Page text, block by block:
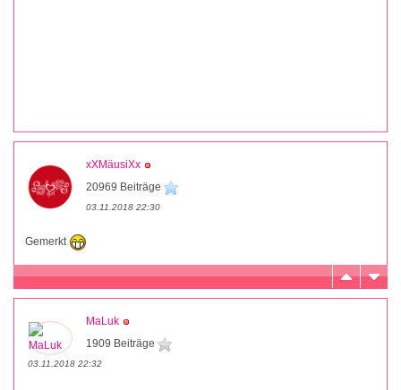
xXMäusiXx
20969 Beiträge
03.11.2018 22:30
Gemerkt
MaLuk
1909 Beiträge
03.11.2018 22:32